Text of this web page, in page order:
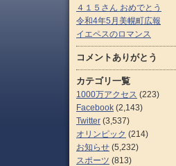
４１５さん おめでとう
令和4年5月美幌町広報
イエペスのロマンス
コメントありがとう
カテゴリ一覧
1000万アクセス (223)
Facebook (2,143)
Twitter (3,537)
オリンピック (214)
お知らせ (5,232)
スポーツ (813)